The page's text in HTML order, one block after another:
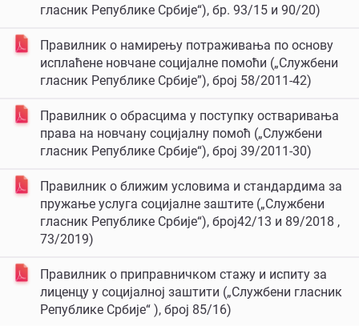
гласник Републике Србије“), бр. 93/15 и 90/20)
Правилник о намирењу потраживања по основу
исплаћене новчане социјалне помоћи („Службени
гласник Републике Србије”), број 58/2011-42)
Правилник о обрасцима у поступку остваривања
права на новчану социјалну помоћ („Службени
гласник Републике Србије“), број 39/2011-30)
Правилник о ближим условима и стандардима за
пружање услуга социјалне заштите („Службени
гласник Републике Србије“), број42/13 и 89/2018 ,
73/2019)
Правилник о приправничком стажу и испиту за
лиценцу у социјалној заштити („Службени гласник
Републике Србије“ ), број 85/16)